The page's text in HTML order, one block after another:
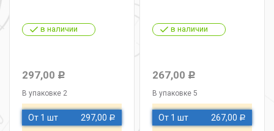
в наличии
297,00 Р
В упаковке 2
От 1 шт 297,00 Р
в наличии
267,00 Р
В упаковке 5
От 1 шт 267,00 Р